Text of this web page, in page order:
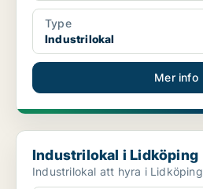
Type
Industrilokal
Mer info
Industrilokal i Lidköping
Industrilokal i Lidköping
Industrilokal att hyra i Lidköping